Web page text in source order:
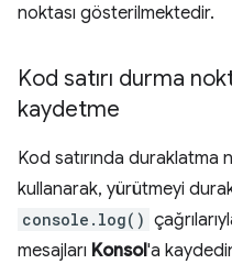
noktası gösterilmektedir.
Kod satırı durma
kaydetme
Kod satırında duraklatma
kullanarak, yürütmeyi
console.log()
mesajları Konsol'a